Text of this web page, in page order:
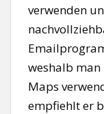
verwenden
weshalb man
Maps
empfiehlt er